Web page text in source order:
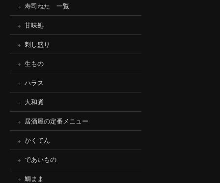
寿司ねた 一覧
甘味処
刺し盛り
生もの
ハラス
大和煮
居酒屋の定番メニュー
かくてん
であいもの
鯛まま